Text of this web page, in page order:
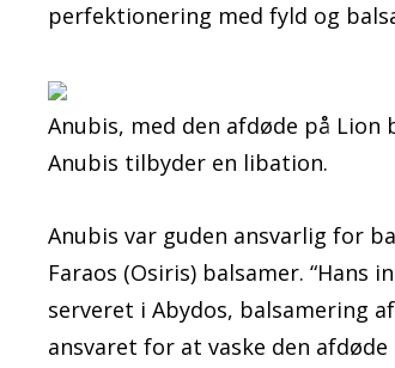
perfektionering med fyld og
Anubis, med den afdøde på
Anubis tilbyder en libation.
Anubis var guden ansvarlig for
Faraos (Osiris) balsamer. “Hans
serveret i Abydos, balsamering
ansvaret for at vaske den